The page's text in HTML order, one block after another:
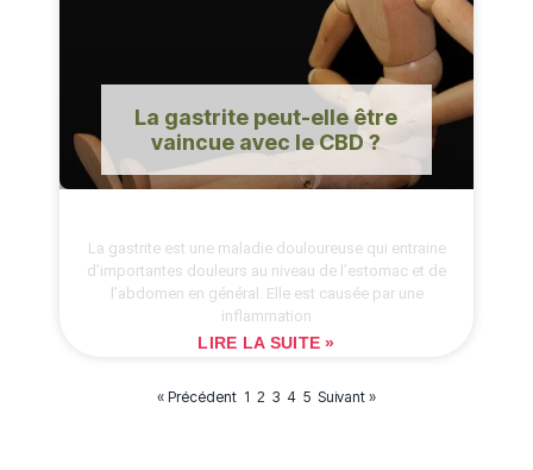
La gastrite peut-elle être
vaincue avec le CBD ?
La gastrite est une maladie douloureuse qui entraine
d’importantes douleurs au niveau de l’estomac et de
l’abdomen en général. Elle est causée par une
inflammation
LIRE LA SUITE »
« Précédent 1 2 3 4 5 Suivant »